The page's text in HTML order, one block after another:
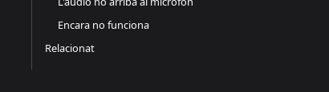
Encara no funciona
Relacionat